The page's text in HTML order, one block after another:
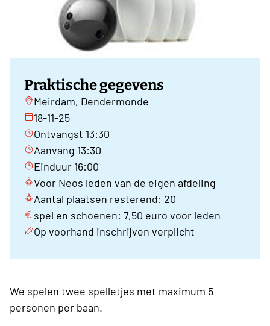
Praktische gegevens
Meirdam, Dendermonde
18-11-25
Ontvangst 13:30
Aanvang 13:30
Einduur 16:00
Voor Neos leden van de eigen afdeling
Aantal plaatsen resterend: 20
spel en schoenen: 7,50 euro voor leden
Op voorhand inschrijven verplicht
We spelen twee spelletjes met maximum 5
personen per baan.